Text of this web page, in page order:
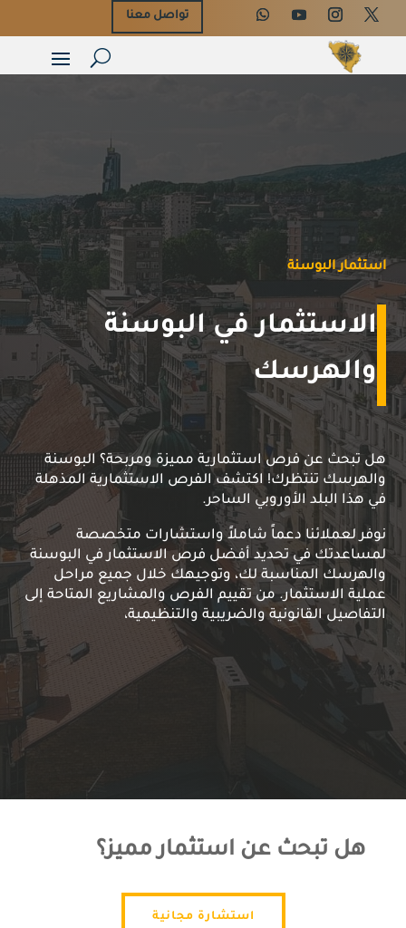
تواصل معنا
استثمار البوسنة
الاستثمار في البوسنة
والهرسك
هل تبحث عن فرص استثمارية مميزة ومربحة؟ البوسنة
والهرسك تنتظرك! اكتشف الفرص الاستثمارية المذهلة
في هذا البلد الأوروبي الساحر.
نوفر لعملائنا دعماً شاملاً واستشارات متخصصة
لمساعدتك في تحديد أفضل فرص الاستثمار في البوسنة
والهرسك المناسبة لك، وتوجيهك خلال جميع مراحل
عملية الاستثمار. من تقييم الفرص والمشاريع المتاحة إلى
التفاصيل القانونية والضريبية والتنظيمية،
هل تبحث عن استثمار مميز؟
استشارة مجانية